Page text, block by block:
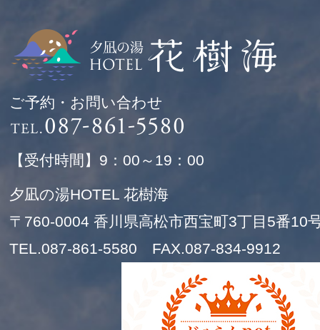
ご予約・お問い合わせ
【受付時間】9：00～19：00
夕凪の湯HOTEL 花樹海
〒760-0004 香川県高松市西宝町3丁目5番10
TEL.087-861-5580 FAX.087-834-9912